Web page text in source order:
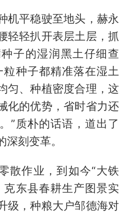
机平稳驶至地头，赫永
轻轻扒开表层土层，抓
子的湿润黑土仔细查
粒种子都精准落在湿土
匀、种植密度合理，这
化的优势，省时省力还
”质朴的话语，道出了
刻变革。
散作业，到如今“大铁
克东县春耕生产图景实
级，种粮大户邹德海对